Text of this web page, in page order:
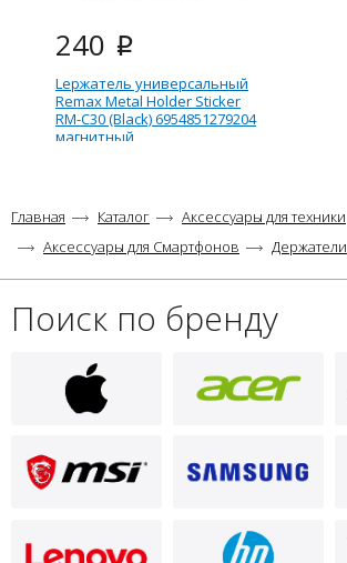
240 i
Lержатель универсальный
Remax Metal Holder Sticker
RM-C30 (Black) 6954851279204
магнитный
Главная Каталог
Аксессуары для техники
Аксессуары для Смартфонов
Держатели
Поиск по бренду